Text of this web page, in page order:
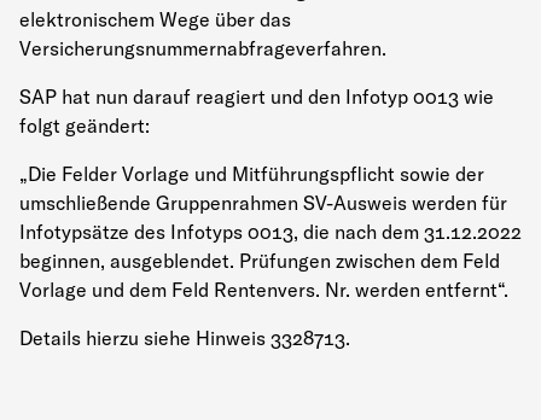
elektronischem Wege über das
Versicherungsnummernabfrageverfahren.
SAP hat nun darauf reagiert und den Infotyp 0013 wie
folgt geändert:
„Die Felder Vorlage und Mitführungspflicht sowie der
umschließende Gruppenrahmen SV-Ausweis werden für
Infotypsätze des Infotyps 0013, die nach dem 31.12.2022
beginnen, ausgeblendet. Prüfungen zwischen dem Feld
Vorlage und dem Feld Rentenvers. Nr. werden entfernt“.
Details hierzu siehe Hinweis 3328713.